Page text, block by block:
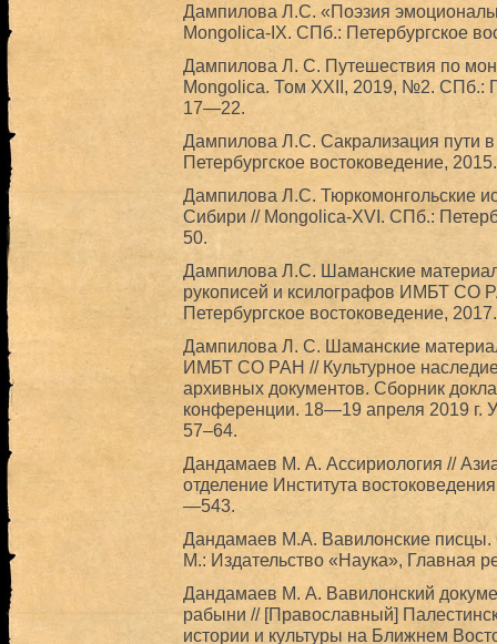
Дампилова Л.С. «Поэзия
Mongolica-IX. СПб.: Петербургское
Дампилова Л. С. Путешествия по
Mongolica. Том XXII, 2019, №2. СПб.:
17—22.
Дампилова Л.С. Сакрализация пути
Петербургское востоковедение,
Дампилова Л.С. Тюркомонгольские
Сибири // Mongolica-XVI. СПб.:
50.
Дампилова Л.С. Шаманские
рукописей и ксилографов ИМБТ СО
Петербургское востоковедение,
Дампилова Л. С. Шаманские
ИМБТ СО РАН // Культурное
архивных документов. Сборник
конференции. 18—19 апреля 2019 г.
57–64.
Дандамаев М. А. Ассириология //
отделение Института
—543.
Дандамаев М.А. Вавилонские писцы.
М.: Издательство «Наука», Главная
Дандамаев М. А. Вавилонский
рабыни // [Православный]
истории и культуры на Ближнем